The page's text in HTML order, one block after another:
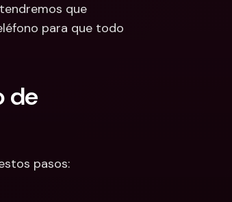
que
para que todo
de
pasos: